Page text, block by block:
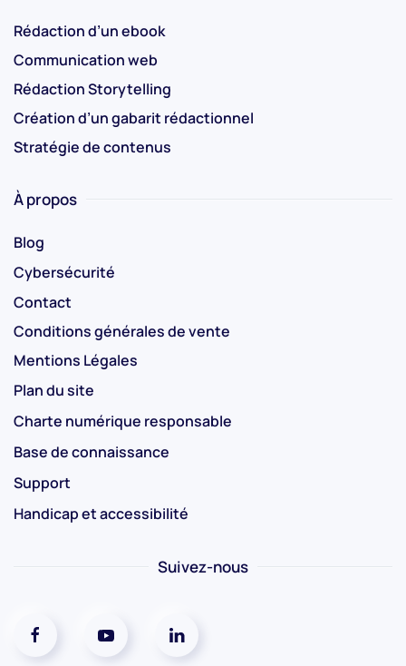
Rédaction d’un ebook
Communication web
Rédaction Storytelling
Création d’un gabarit rédactionnel
Stratégie de contenus
À propos
Blog
Cybersécurité
Contact
Conditions générales de vente
Mentions Légales
Plan du site
Charte numérique responsable
Base de connaissance
Support
Handicap et accessibilité
Suivez-nous
Réseaux social facebook Réseaux social youtube Réseaux social linkedin